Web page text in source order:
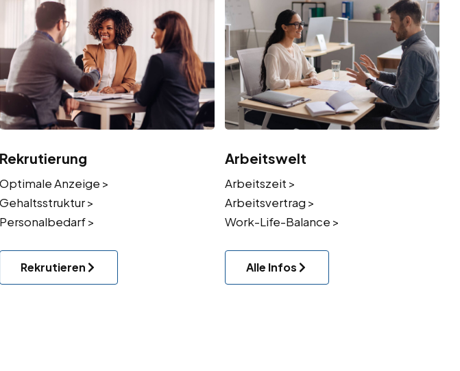
Rekrutierung
Optimale Anzeige >
Gehaltsstruktur >
Personalbedarf >
Rekrutieren
Arbeitswelt
Arbeitszeit >
Arbeitsvertrag >
Work-Life-Balance >
Alle Infos